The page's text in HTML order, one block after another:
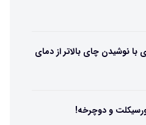
نوشیدن چای بالاتر از دمای
و دوچرخه!